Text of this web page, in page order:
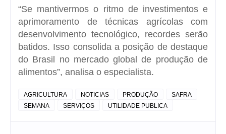
“Se mantivermos o ritmo de investimentos e
aprimoramento de técnicas agrícolas com
desenvolvimento tecnológico, recordes serão
batidos. Isso consolida a posição de destaque
do Brasil no mercado global de produção de
alimentos”, analisa o especialista.
AGRICULTURA NOTICIAS PRODUÇÃO
SAFRA
SEMANA
SERVIÇOS UTILIDADE PUBLICA